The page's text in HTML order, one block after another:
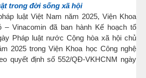
trong đời sống xã hội
luật Việt Nam năm 2025, Viện Khoa
– Vinacomin đã ban hành Kế hoạch tổ
Pháp luật nước Cộng hòa xã hội chủ
2025 trong Viện Khoa học Công nghệ
quyết định số 552/QĐ-VKHCNM ngày